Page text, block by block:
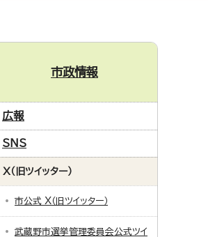
市政情報
広報
SNS
X（旧ツイッター）
市公式 X（旧ツイッター）
武蔵野市選挙管理委員会公式ツイ